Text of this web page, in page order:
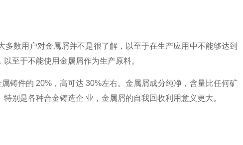
数用户对金属屑并不是很了解，以至于在生产应用中不能够达到
以至于不能使用金属屑作为生产原料。
铸件的 20%，高可达 30%左右。金属屑成分纯净，含量比任何矿
别是各种合金铸造企 业，金属屑的自我回收利用意义更大。